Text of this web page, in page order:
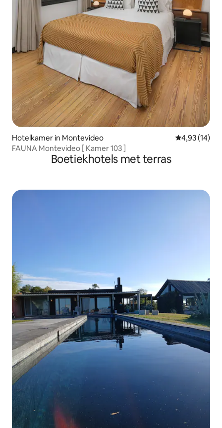
Hotelkamer in Montevideo Gemiddelde
4,93 (14)
FAUNA Montevideo [ Kamer 103 ]
Boetiekhotels met terras